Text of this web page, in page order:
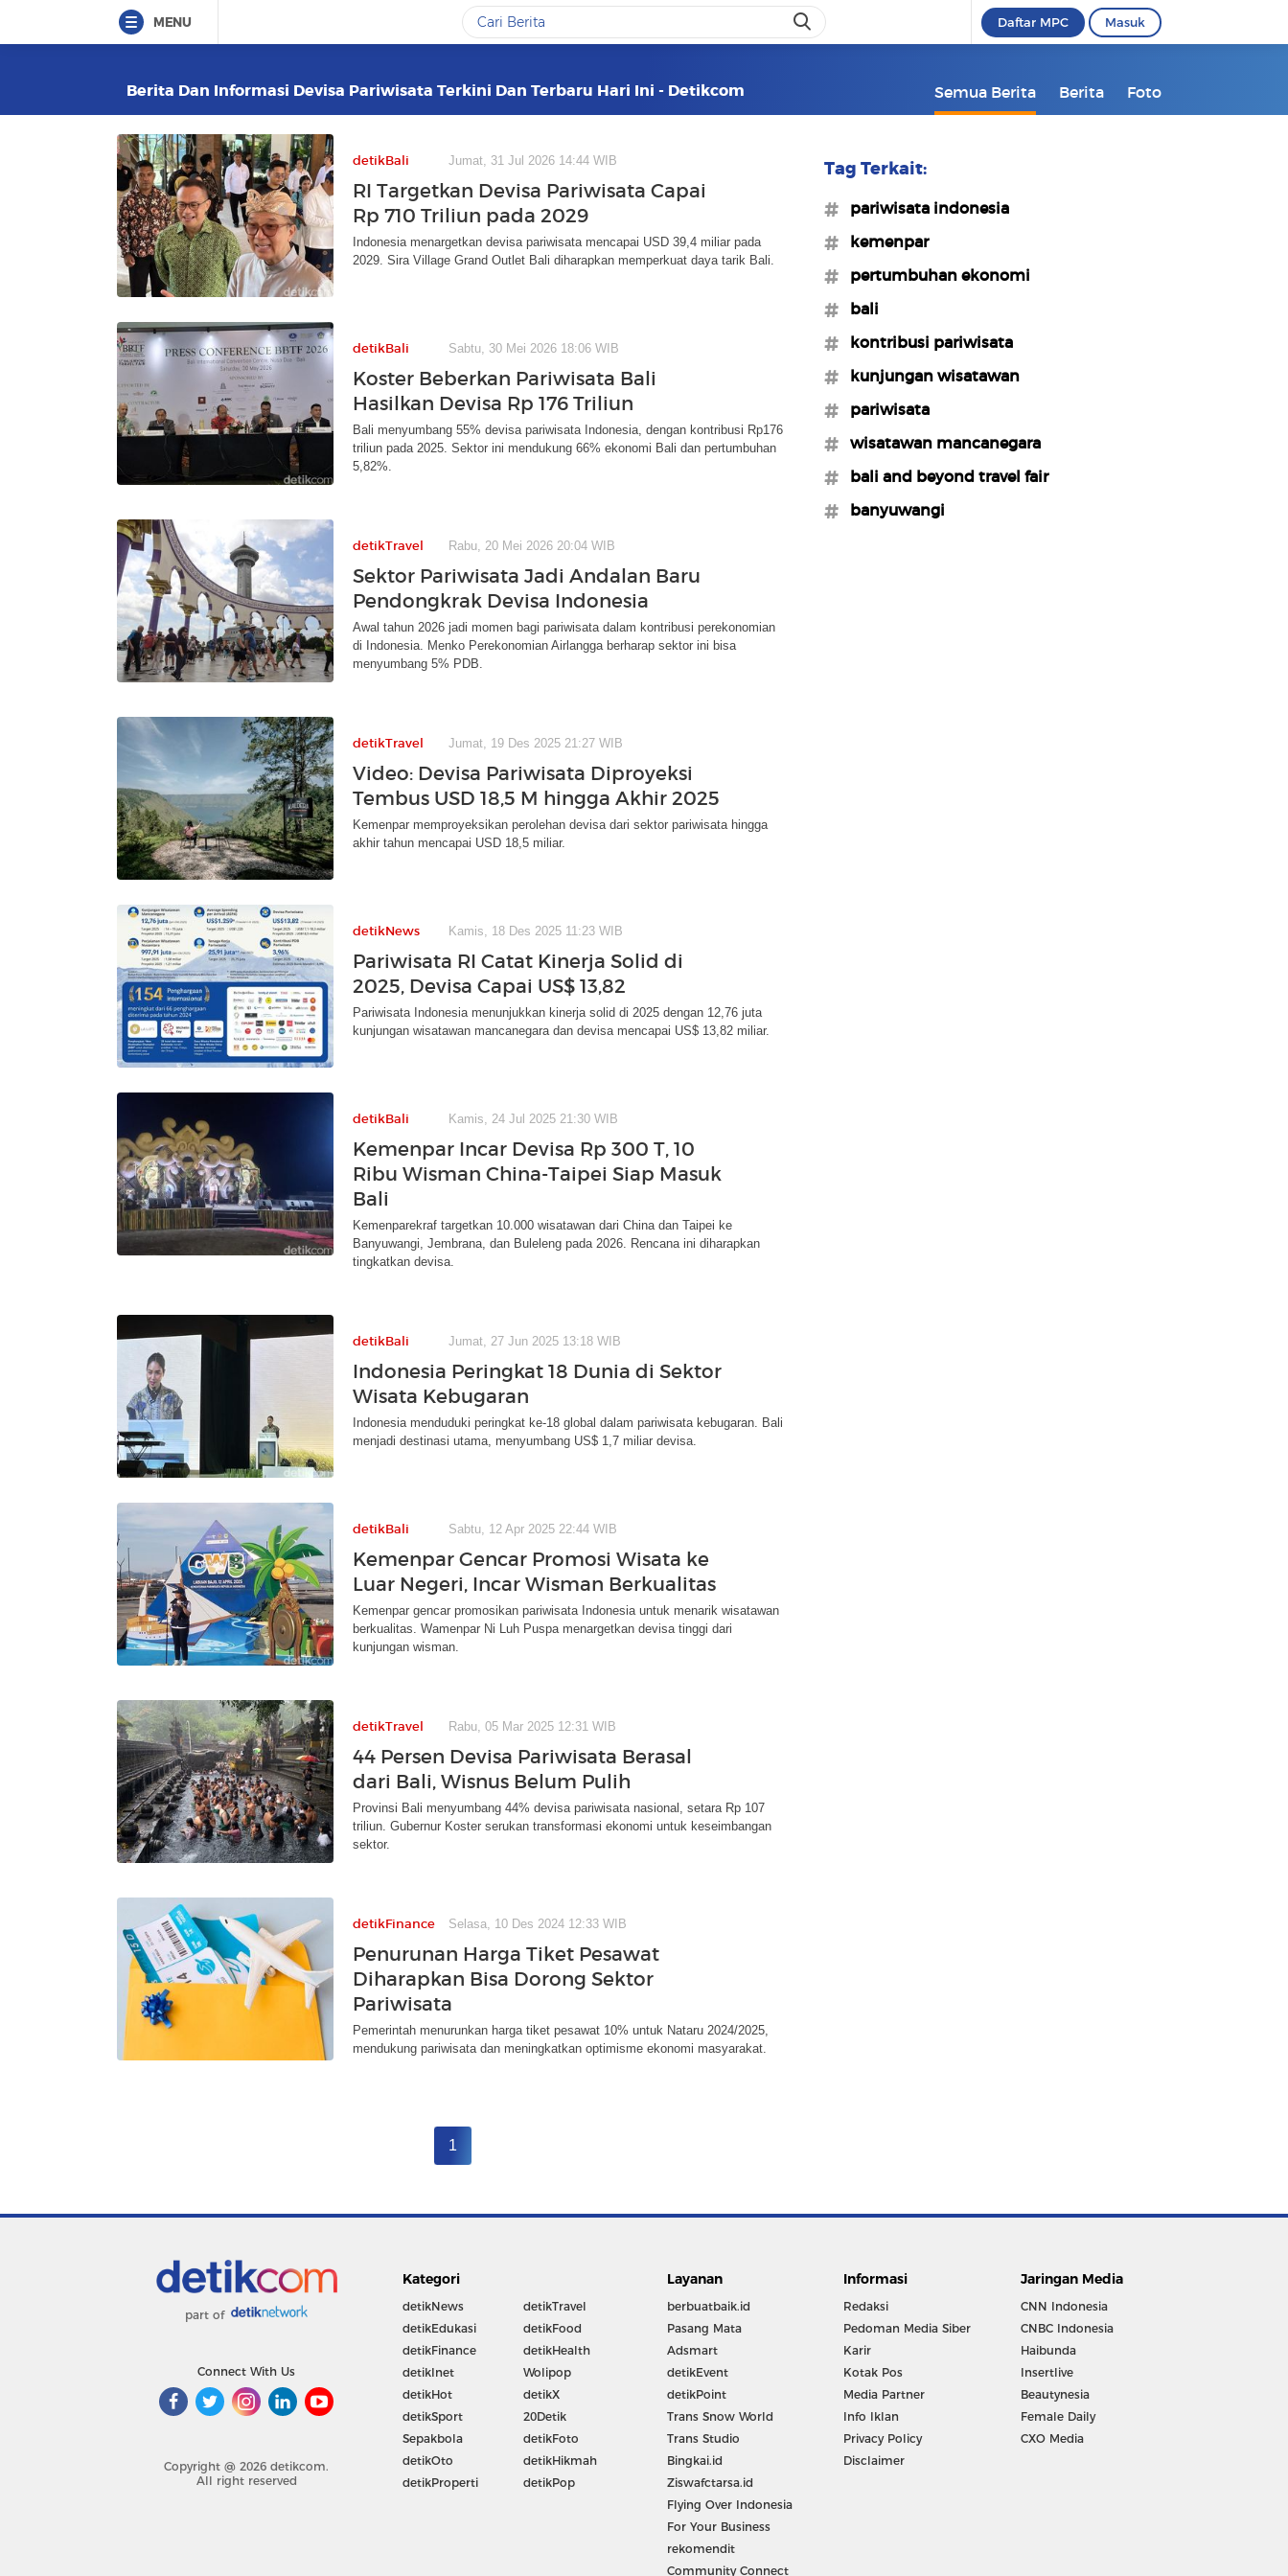
MENU Daftar MPC Masuk
Berita Dan Informasi Devisa Pariwisata Terkini Dan Terbaru Hari Ini - Detikcom Semua Berita Berita Foto
detikBali Jumat, 31 Jul 2026 14:44 WIB
RI Targetkan Devisa Pariwisata Capai
Rp 710 Triliun pada 2029
Indonesia menargetkan devisa pariwisata mencapai USD 39,4 miliar pada
2029. Sira Village Grand Outlet Bali diharapkan memperkuat daya tarik Bali.
detikBali Sabtu, 30 Mei 2026 18:06 WIB
Koster Beberkan Pariwisata Bali
Hasilkan Devisa Rp 176 Triliun
Bali menyumbang 55% devisa pariwisata Indonesia, dengan kontribusi Rp176
triliun pada 2025. Sektor ini mendukung 66% ekonomi Bali dan pertumbuhan
5,82%.
detikTravel Rabu, 20 Mei 2026 20:04 WIB
Sektor Pariwisata Jadi Andalan Baru
Pendongkrak Devisa Indonesia
Awal tahun 2026 jadi momen bagi pariwisata dalam kontribusi perekonomian
di Indonesia. Menko Perekonomian Airlangga berharap sektor ini bisa
menyumbang 5% PDB.
detikTravel Jumat, 19 Des 2025 21:27 WIB
Video: Devisa Pariwisata Diproyeksi
Tembus USD 18,5 M hingga Akhir 2025
Kemenpar memproyeksikan perolehan devisa dari sektor pariwisata hingga
akhir tahun mencapai USD 18,5 miliar.
detikNews Kamis, 18 Des 2025 11:23 WIB
Pariwisata RI Catat Kinerja Solid di
2025, Devisa Capai US$ 13,82
Pariwisata Indonesia menunjukkan kinerja solid di 2025 dengan 12,76 juta
kunjungan wisatawan mancanegara dan devisa mencapai US$ 13,82 miliar.
detikBali Kamis, 24 Jul 2025 21:30 WIB
Kemenpar Incar Devisa Rp 300 T, 10
Ribu Wisman China-Taipei Siap Masuk
Bali
Kemenparekraf targetkan 10.000 wisatawan dari China dan Taipei ke
Banyuwangi, Jembrana, dan Buleleng pada 2026. Rencana ini diharapkan
tingkatkan devisa.
detikBali Jumat, 27 Jun 2025 13:18 WIB
Indonesia Peringkat 18 Dunia di Sektor
Wisata Kebugaran
Indonesia menduduki peringkat ke-18 global dalam pariwisata kebugaran. Bali
menjadi destinasi utama, menyumbang US$ 1,7 miliar devisa.
detikBali Sabtu, 12 Apr 2025 22:44 WIB
Kemenpar Gencar Promosi Wisata ke
Luar Negeri, Incar Wisman Berkualitas
Kemenpar gencar promosikan pariwisata Indonesia untuk menarik wisatawan
berkualitas. Wamenpar Ni Luh Puspa menargetkan devisa tinggi dari
kunjungan wisman.
detikTravel Rabu, 05 Mar 2025 12:31 WIB
44 Persen Devisa Pariwisata Berasal
dari Bali, Wisnus Belum Pulih
Provinsi Bali menyumbang 44% devisa pariwisata nasional, setara Rp 107
triliun. Gubernur Koster serukan transformasi ekonomi untuk keseimbangan
sektor.
detikFinance Selasa, 10 Des 2024 12:33 WIB
Penurunan Harga Tiket Pesawat
Diharapkan Bisa Dorong Sektor
Pariwisata
Pemerintah menurunkan harga tiket pesawat 10% untuk Nataru 2024/2025,
mendukung pariwisata dan meningkatkan optimisme ekonomi masyarakat.
1
Tag Terkait:
#pariwisata indonesia
#kemenpar
#pertumbuhan ekonomi
#bali
#kontribusi pariwisata
#kunjungan wisatawan
#pariwisata
#wisatawan mancanegara
#bali and beyond travel fair
#banyuwangi
part of
Connect With Us
Copyright @ 2026 detikcom.
All right reserved
Kategori
detikNews
detikEdukasi
detikFinance
detikInet
detikHot
detikSport
Sepakbola
detikOto
detikProperti
detikTravel
detikFood
detikHealth
Wolipop
detikX
20Detik
detikFoto
detikHikmah
detikPop
Layanan
berbuatbaik.id
Pasang Mata
Adsmart
detikEvent
detikPoint
Trans Snow World
Trans Studio
Bingkai.id
Ziswafctarsa.id
Flying Over Indonesia
For Your Business
rekomendit
Community Connect
Informasi
Redaksi
Pedoman Media Siber
Karir
Kotak Pos
Media Partner
Info Iklan
Privacy Policy
Disclaimer
Jaringan Media
CNN Indonesia
CNBC Indonesia
Haibunda
Insertlive
Beautynesia
Female Daily
CXO Media